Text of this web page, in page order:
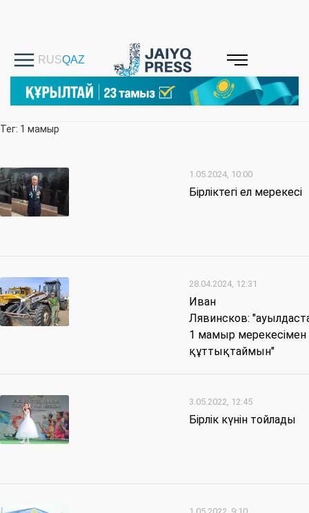
Тег: 1 мамыр
1.05.2024, 10:00
Бірліктегі ел мерекесі
28.04.2024, 12:31
Иван
Лявинсков:
1 мамыр мерекесімен
құттықтаймын"
3.05.2022, 12:45
Бірлік күнін тойлады